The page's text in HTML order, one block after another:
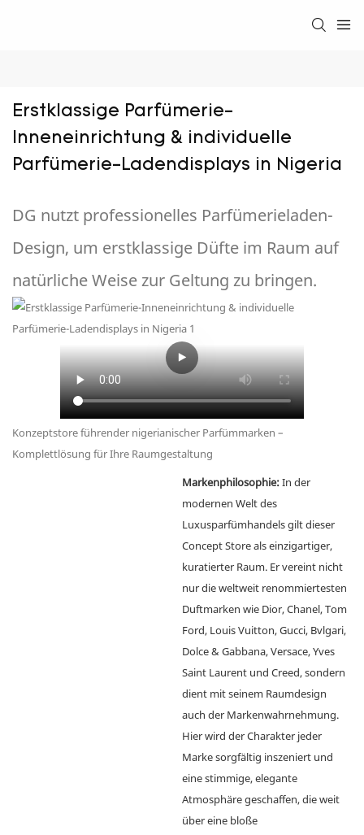
Erstklassige Parfümerie-
Inneneinrichtung & individuelle
Parfümerie-Ladendisplays in Nigeria
DG nutzt professionelles Parfümerieladen-
Design, um erstklassige Düfte im Raum auf
natürliche Weise zur Geltung zu bringen.
Konzeptstore führender nigerianischer Parfümmarken –
Komplettlösung für Ihre Raumgestaltung
Markenphilosophie:In der
modernen Welt des
Luxusparfümhandels gilt dieser
Concept Store als einzigartiger,
kuratierter Raum. Er vereint nicht
nur die weltweit renommiertesten
Duftmarken wie Dior, Chanel, Tom
Ford, Louis Vuitton, Gucci, Bvlgari,
Dolce & Gabbana, Versace, Yves
Saint Laurent und Creed, sondern
dient mit seinem Raumdesign
auch der Markenwahrnehmung.
Hier wird der Charakter jeder
Marke sorgfältig inszeniert und
eine stimmige, elegante
Atmosphäre geschaffen, die weit
über eine bloße